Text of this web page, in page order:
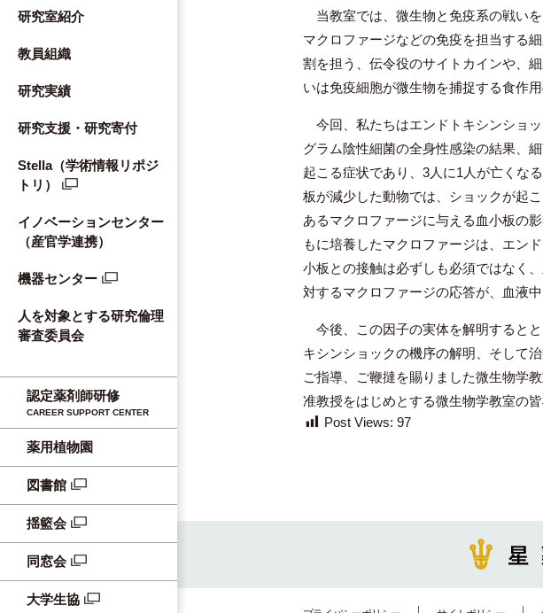
研究室紹介
教員組織
研究実績
研究支援・研究寄付
Stella（学術情報リポジ
トリ）
イノベーションセンター
（産官学連携）
機器センター
人を対象とする研究倫理
審査委員会
認定薬剤師研修
CAREER SUPPORT CENTER
薬用植物園
図書館
揺籃会
同窓会
大学生協
当教室では、微生物と免疫系の戦い
マクロファージなどの免疫を担当する
割を担う、伝令役のサイトカインや、
いは免疫細胞が微生物を捕捉する食作
今回、私たちはエンドトキシンショ
グラム陰性細菌の全身性感染の結果、
起こる症状であり、3人に1人が亡くな
板が減少した動物では、ショックが起
あるマクロファージに与える血小板の
もに培養したマクロファージは、エン
小板との接触は必ずしも必須ではなく
対するマクロファージの応答が、血液
今後、この因子の実体を解明すると
キシンショックの機序の解明、そして
ご指導、ご鞭撻を賜りました微生物学
准教授をはじめとする微生物学教室の
Post Views: 97